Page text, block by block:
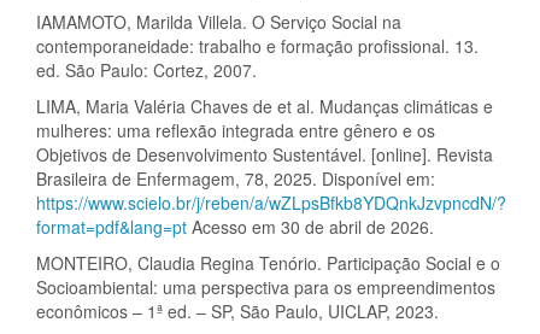
IAMAMOTO, Marilda Villela. O Serviço Social na
contemporaneidade: trabalho e formação profissional. 13.
ed. São Paulo: Cortez, 2007.
LIMA, Maria Valéria Chaves de et al. Mudanças climáticas e
mulheres: uma reflexão integrada entre gênero e os
Objetivos de Desenvolvimento Sustentável. [online]. Revista
Brasileira de Enfermagem, 78, 2025. Disponível em:
https://www.scielo.br/j/reben/a/wZLpsBfkb8YDQnkJzvpncdN/?
format=pdf&lang=pt Acesso em 30 de abril de 2026.
MONTEIRO, Claudia Regina Tenório. Participação Social e o
Socioambiental: uma perspectiva para os empreendimentos
econômicos – 1ª ed. – SP, São Paulo, UICLAP, 2023.